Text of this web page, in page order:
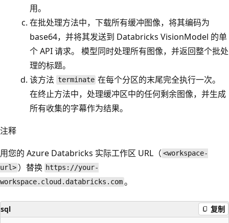
用。
在批处理方法中，下载所有缓冲图像，将其编码为
base64，并将其发送到 Databricks VisionModel 的单
个 API 请求。 模型同时处理所有图像，并返回整个批处
理的标题。
该方法 terminate 在每个分区的末尾完全执行一次。
在终止方法中，处理缓冲区中的任何剩余图像，并生成
所有收集的字幕作为结果。
注释
用您的 Azure Databricks 实际工作区 URL（ <workspace-
url> ）替换 https://your-
workspace.cloud.databricks.com。
sql 复制